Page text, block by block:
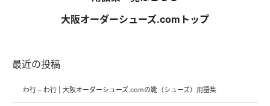
大阪オーダーシューズ.comトップ
最近の投稿
わ行 – わ行 | 大阪オーダーシューズ.comの靴（シューズ）用語集